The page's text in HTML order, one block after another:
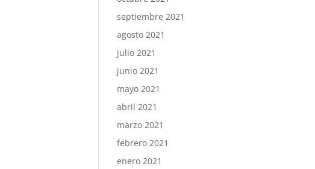
septiembre 2021
agosto 2021
julio 2021
junio 2021
mayo 2021
abril 2021
marzo 2021
febrero 2021
enero 2021